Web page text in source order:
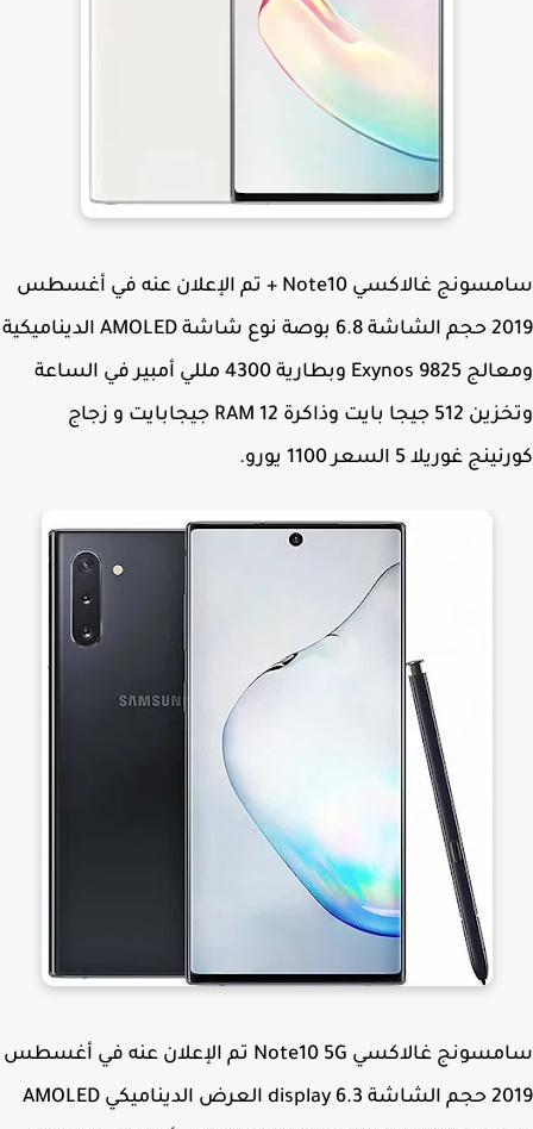
سامسونج غالاكسي Note10 + تم الإعلان عنه في أغسطس
2019 حجم الشاشة 6.8 بوصة نوع شاشة AMOLED الديناميكية
ومعالج Exynos 9825 وبطارية 4300 مللي أمبير في الساعة
وتخزين 512 جيجا بايت وذاكرة RAM 12 جيجابايت و زجاج
غوريلا 5 السعر 1100 يورو.
سامسونج غالاكسي Note10 5G تم الإعلان عنه في أغسطس
2019 حجم الشاشة 6.3 display العرض الديناميكي AMOLED